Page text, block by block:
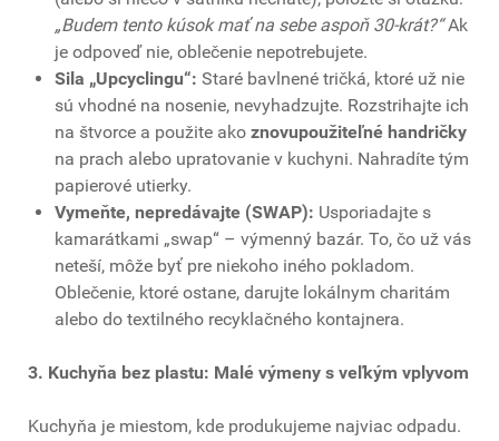
„Budem tento kúsok mať na sebe aspoň 30-krát?“Ak
je odpoveď nie, oblečenie nepotrebujete.
Sila „Upcyclingu“: Staré bavlnené tričká, ktoré už nie
sú vhodné na nosenie, nevyhadzujte. Rozstrihajte ich
na štvorce a použite ako znovupoužiteľné handričky
na prach alebo upratovanie v kuchyni. Nahradíte tým
papierové utierky.
Vymeňte, nepredávajte (SWAP): Usporiadajte s
kamarátkami „swap“ – výmenný bazár. To, čo už vás
neteší, môže byť pre niekoho iného pokladom.
Oblečenie, ktoré ostane, darujte lokálnym charitám
alebo do textilného recyklačného kontajnera.
3. Kuchyňa bez plastu: Malé výmeny s veľkým vplyvom
Kuchyňa je miestom, kde produkujeme najviac odpadu.